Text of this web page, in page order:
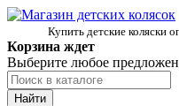
Купить детские коляски
Корзина ждет
Выберите любое
Найти